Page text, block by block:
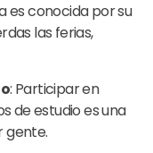
es conocida por su
las ferias,
: Participar en
de estudio es una
gente.